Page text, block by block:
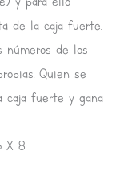
de la caja fuerte.
números de los
Quien se
caja fuerte y gana
X 8